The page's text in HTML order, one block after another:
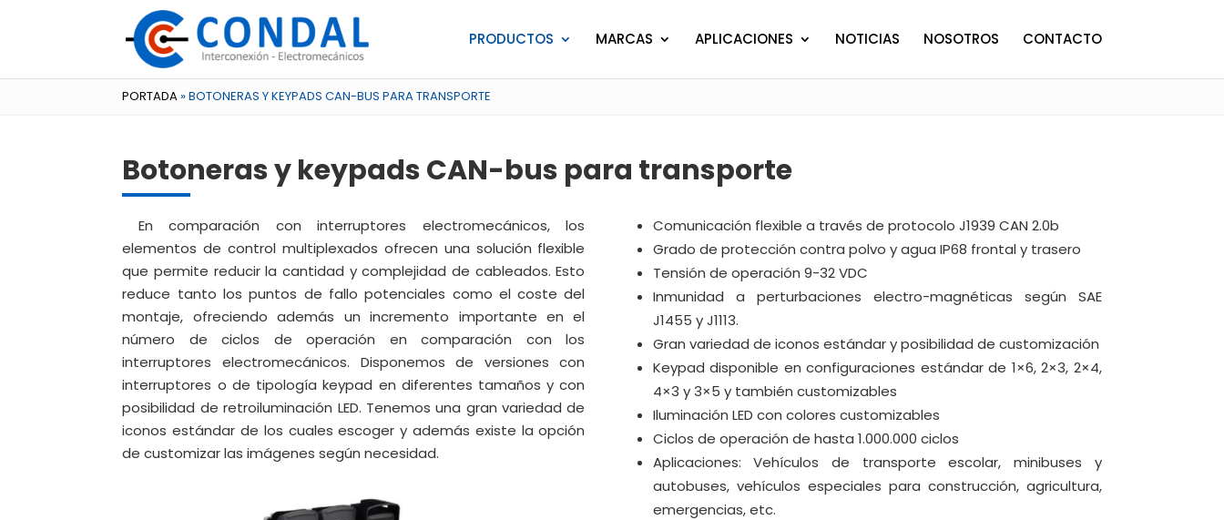
PRODUCTOS MARCAS APLICACIONES NOTICIAS NOSOTROS CONTACTO
PORTADA »BOTONERAS Y KEYPADS CAN-BUS PARA TRANSPORTE
Botoneras y keypads CAN-bus para transporte
En comparación con interruptores electromecánicos, los
elementos de control multiplexados ofrecen una solución flexible
que permite reducir la cantidad y complejidad de cableados. Esto
reduce tanto los puntos de fallo potenciales como el coste del
montaje, ofreciendo además un incremento importante en el
número de ciclos de operación en comparación con los
interruptores electromecánicos. Disponemos de versiones con
interruptores o de tipología keypad en diferentes tamaños y con
posibilidad de retroiluminación LED. Tenemos una gran variedad de
iconos estándar de los cuales escoger y además existe la opción
de customizar las imágenes según necesidad.
Comunicación flexible a través de protocolo J1939 CAN 2.0b
Grado de protección contra polvo y agua IP68 frontal y trasero
Tensión de operación 9-32 VDC
Inmunidad a perturbaciones electro-magnéticas según SAE
J1455 y J1113.
Gran variedad de iconos estándar y posibilidad de customización
Keypad disponible en configuraciones estándar de 1×6, 2×3, 2×4,
4×3 y 3×5 y también customizables
Iluminación LED con colores customizables
Ciclos de operación de hasta 1.000.000 ciclos
Aplicaciones: Vehículos de transporte escolar, minibuses y
autobuses, vehículos especiales para construcción, agricultura,
emergencias, etc.